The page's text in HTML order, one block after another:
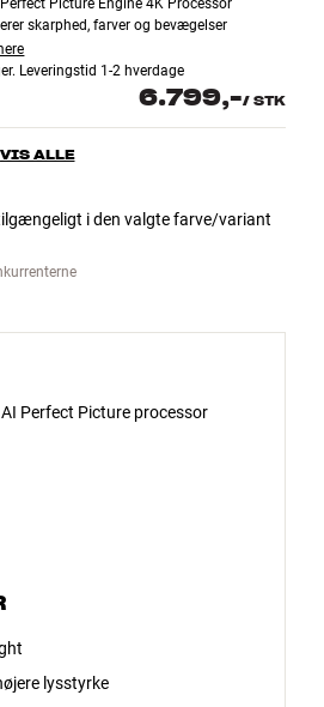
Picture Engine 4K Processor
skarphed, farver og bevægelser
Leveringstid 1-2 hverdage
6.799,-/ STK
VIS ALLE
i den valgte farve/variant
Perfect Picture processor
lysstyrke